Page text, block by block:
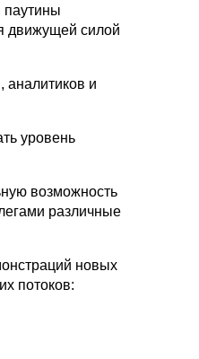
паутины
движущей силой
аналитиков и
уровень
возможность
различные
новых
потоков: